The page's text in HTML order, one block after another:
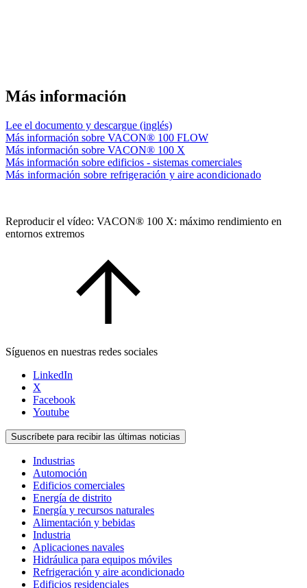
Más información
Lee el documento y descargue (inglés)
Más información sobre VACON® 100 FLOW
Más información sobre VACON® 100 X
Más información sobre edificios - sistemas comerciales
Más información sobre refrigeración y aire acondicionado
Reproducir el vídeo: VACON® 100 X: máximo rendimiento en
entornos extremos
Síguenos en nuestras redes sociales
LinkedIn
X
Facebook
Youtube
Suscríbete para recibir las últimas noticias
Industrias
Automoción
Edificios comerciales
Energía de distrito
Energía y recursos naturales
Alimentación y bebidas
Industria
Aplicaciones navales
Hidráulica para equipos móviles
Refrigeración y aire acondicionado
Edificios residenciales